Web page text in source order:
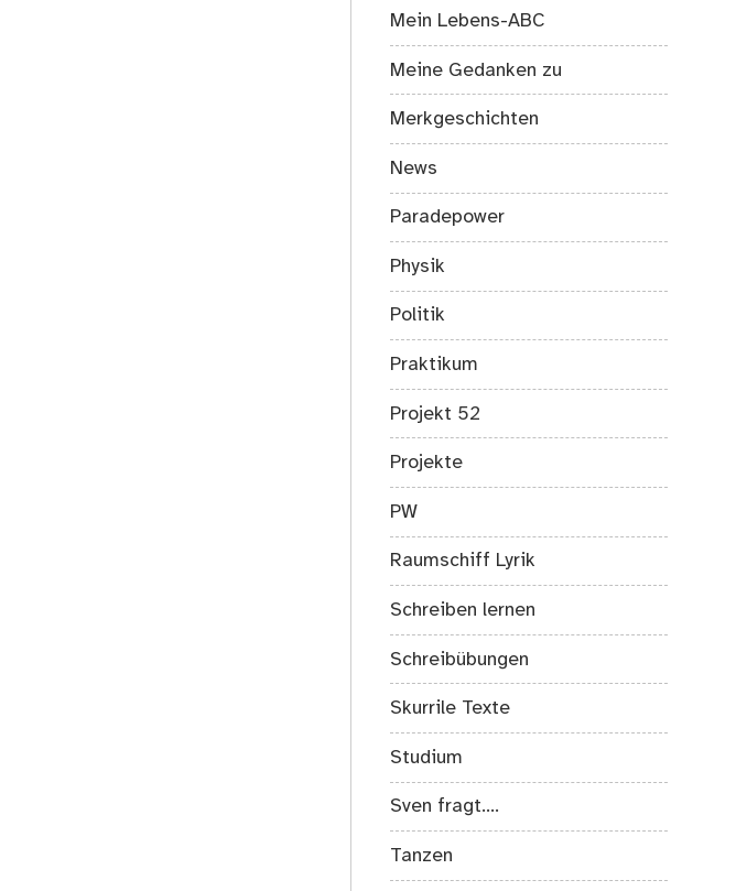
Mein Lebens-ABC
Meine Gedanken zu
Merkgeschichten
News
Paradepower
Physik
Politik
Praktikum
Projekt 52
Projekte
PW
Raumschiff Lyrik
Schreiben lernen
Schreibübungen
Skurrile Texte
Studium
Sven fragt….
Tanzen